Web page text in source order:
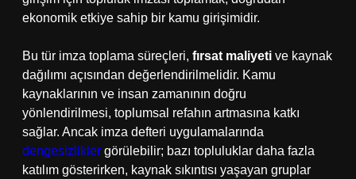
ekonomik etkiye sahip bir kamu girişimidir.
Bu tür imza toplama süreçleri, fırsat maliyeti ve kaynak
dağılımı açısından değerlendirilmelidir. Kamu
kaynaklarının ve insan zamanının doğru
yönlendirilmesi, toplumsal refahın artmasına katkı
sağlar. Ancak imza defteri uygulamalarında
dengesizlikler görülebilir; bazı topluluklar daha fazla
katılım gösterirken, kaynak sıkıntısı yaşayan gruplar